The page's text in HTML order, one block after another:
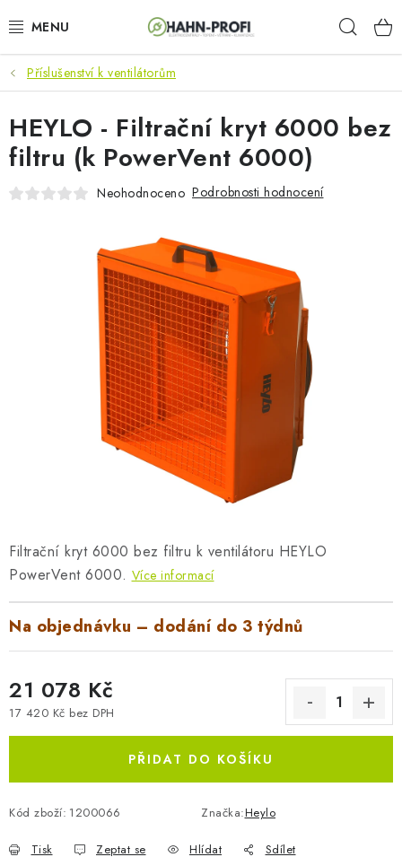
na
KLIMATIZACE
ELEKTROCENTRÁLY
ZAHRADNÍ TECHNIKA
ODVLHČOVAČE
AKUMULAČNÍ KAMNA
ELEKTRICKÉ KRBY
Obchodní podmínky FAQ Servis Reklamace
Kontakty
Ceny přepravy
Ochrana osobních údajů
Náhradní díly Könner & Söhnen
Reklamační řád
Slovník pojmů
Zpětný odběr elektrozařízení a baterií
Příslušenství k ventilátorům
Filtrační kryt 6000 bez filtru k ventilátoru HEYLO
PowerVent 6000. Více informací
Na objednávku – dodání do 3 týdnů
21 078 Kč
17 420 Kč bez DPH
PŘIDAT DO KOŠÍKU
Kód zboží: 1200066 Značka:Heylo
Tisk Zeptat se Hlídat Sdílet
HEYLO - Filtrační kryt 6000 bez
filtru (k PowerVent 6000)
Neohodnoceno Podrobnosti hodnocení